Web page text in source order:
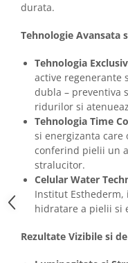
STRATPHARMA
ZO SKIN HEALTH
ANTI-AGING
CURATARE - EXFOLIERE
HIDRATARE
ILUMINARE
INGRIJIREA OCHILOR
INGRIJIREA PIELII
PROTECTIE SOLARA
SETURI / KITURI
durata.
Tehnologie Avansata
Tehnologia
active regenerante
dubla – preventiva
ridurilor si
Tehnologia Time
si energizanta care
conferind pielii un
stralucitor.
Celular Water
Institut
hidratare a pielii si
Rezultate Vizibile si